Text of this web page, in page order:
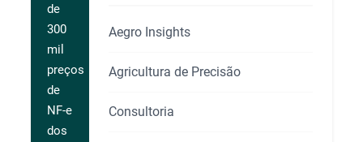
de
300
mil
preços
de
NF-e
dos
Aegro Insights
Agricultura de Precisão
Consultoria